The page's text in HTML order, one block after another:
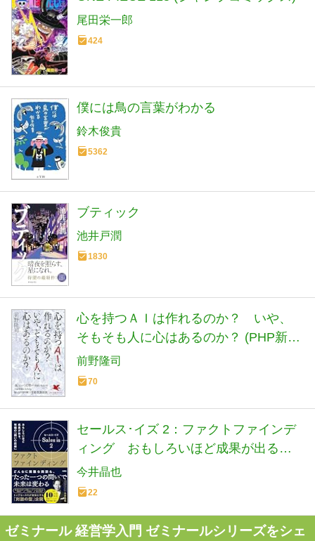
尾田栄一郎
424
僕には鳥の言葉がわかる
鈴木俊貴
5362
ブティック
池井戸潤
1830
心を持つＡＩは作れるのか？ いや、
そもそも人に心はあるのか？ (PHP新
書)
前野隆司
70
セールス･イズ 2：ファクトファインデ
ィング おもしろいほど成果が出る、
究極の「問いの技術」
今井晶也
22
ゼミナール 経営学入門 ゼミナールシリーズをシェ